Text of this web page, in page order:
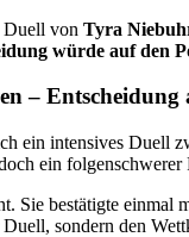
Duell von Tyra
würde auf den
– Entscheidung
ein intensives Duell
ein folgenschwerer
Sie bestätigte einmal
sondern den